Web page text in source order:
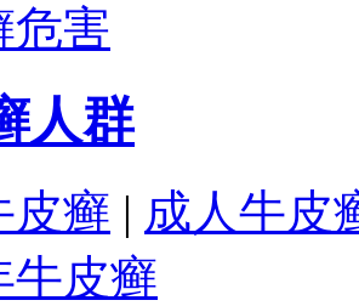
危害
人群
皮癣 | 成人牛皮
牛皮癣